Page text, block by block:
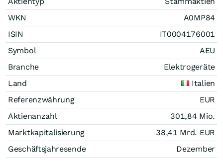
WKN
A0MP84
ISIN
IT0004176001
Symbol
AEU
Branche
Elektrogeräte
Land
Italien
Referenzwährung
EUR
Aktienanzahl
301,84 Mio.
Marktkapitalisierung
38,41 Mrd. EUR
Geschäftsjahresende
Dezember